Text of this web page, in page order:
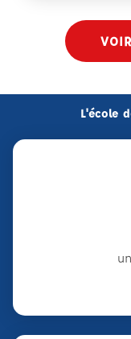
L'école